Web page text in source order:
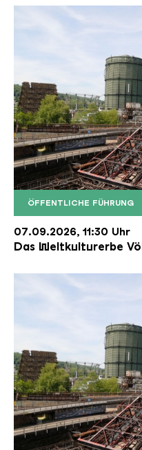
ÖFFENTLICHE FÜHRUNG
Der
Copyright:
07.09.2026, 11:30 Uhr
Das Weltkulturerbe